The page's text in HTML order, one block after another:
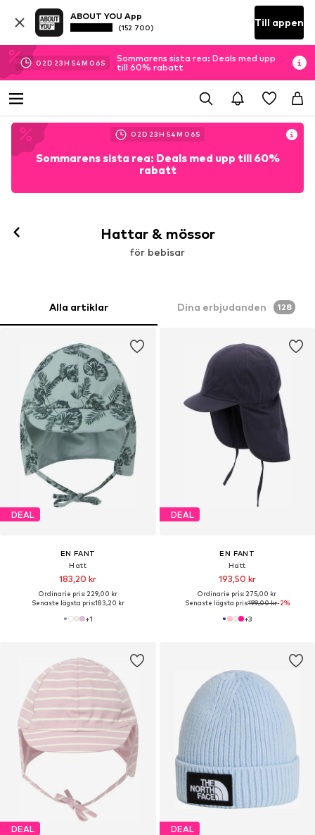
ABOUT YOU App
(152 700) Till appen
02D 23H 54M 04S
Sommarens sista rea: Deals med upp
till 60% rabatt
02D 23H 54M 04S
Sommarens sista rea: Deals med upp till 60%
rabatt
Hattar & mössor
för bebisar
Alla artiklar Dina erbjudanden 128
DEAL
EN FANT
Hatt
183,20 kr
Ordinarie pris: 229,00 kr
Senaste lägsta pris:183,20 kr
+1
DEAL
EN FANT
Hatt
193,50 kr
Ordinarie pris: 275,00 kr
Senaste lägsta pris:199,00 kr-2%
+3
DEAL DEAL